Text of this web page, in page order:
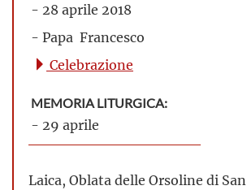
- 28 aprile 2018
- Papa Francesco
Celebrazione
MEMORIA LITURGICA:
- 29 aprile
Laica, Oblata delle Orsoline di San